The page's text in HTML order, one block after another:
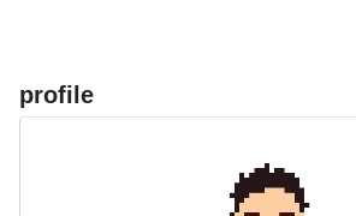
profile